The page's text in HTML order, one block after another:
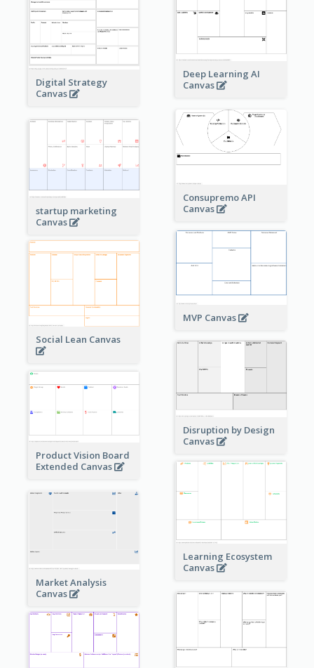
Deep Learning AI
Canvas
Digital Strategy
Canvas
Consupremo API
Canvas
startup marketing
Canvas
MVP Canvas
Social Lean Canvas
Disruption by Design
Canvas
Product Vision Board
Extended Canvas
Learning Ecosystem
Canvas
Market Analysis
Canvas